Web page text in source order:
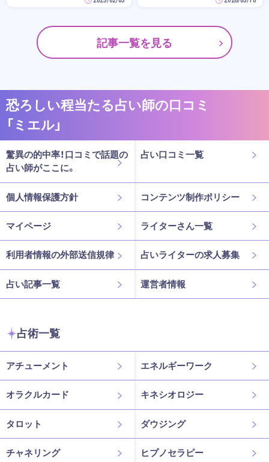
記事一覧を見る
恐ろしい程当たる占い師の口コミ
「ミエル」
驚異の的中率！口コミで話題の
占い師がここに。
占い口コミ一覧
個人情報保護方針 コンテンツ制作ポリシー
マイページ ライターさん一覧
利用者情報の外部送信規律 占いライターの求人募集
占い記事一覧 運営者情報
占術一覧
アチューメント エネルギーワーク
オラクルカード キネシオロジー
タロット ダウジング
チャネリング ヒプノセラピー